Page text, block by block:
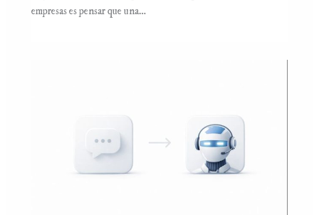
empresas es pensar que una…